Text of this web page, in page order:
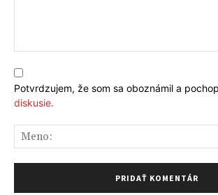
Potvrdzujem, že som sa oboznámil a
diskusie.